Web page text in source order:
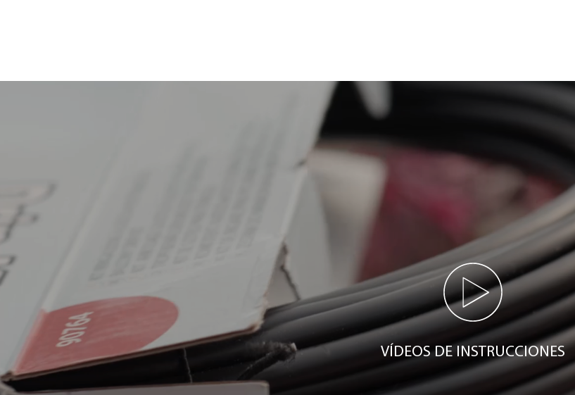
VÍDEOS DE INSTRUCCIONES